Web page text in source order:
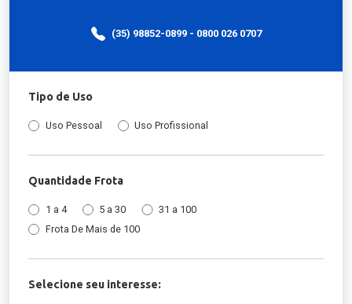
(35) 98852-0899 - 0800 026 0707
Tipo de Uso
Uso Pessoal Uso Profissional
Quantidade Frota
1 a 4 5 a 30
31 a 100
Frota De Mais de 100
Selecione seu interesse: